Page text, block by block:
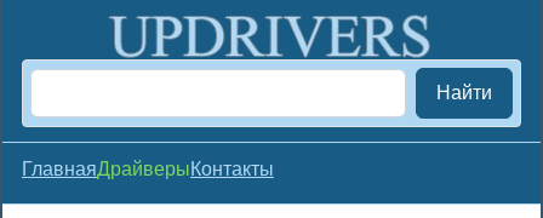
Найти
ГлавнаяДрайверыКонтакты